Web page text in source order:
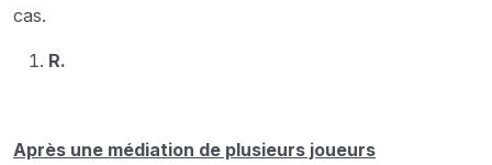
cas.
R.
Après une médiation de plusieurs joueurs